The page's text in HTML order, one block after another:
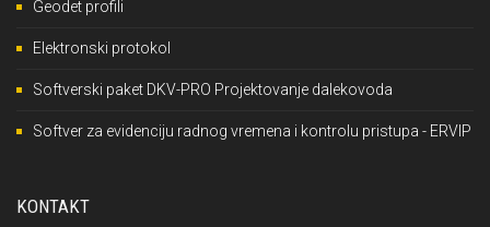
Geodet profili
Elektronski protokol
Softverski paket DKV-PRO Projektovanje dalekovoda
Softver za evidenciju radnog vremena i kontrolu pristupa - ERVIP
KONTAKT